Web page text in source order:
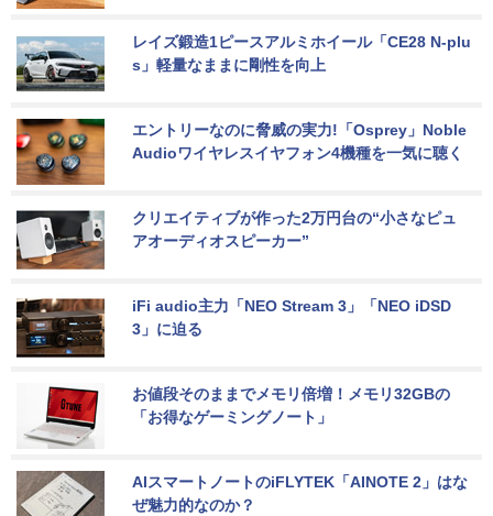
レイズ鍛造1ピースアルミホイール「CE28 N-plu
s」軽量なままに剛性を向上
エントリーなのに脅威の実力!「Osprey」Noble
Audioワイヤレスイヤフォン4機種を一気に聴く
クリエイティブが作った2万円台の“小さなピュ
アオーディオスピーカー”
iFi audio主力「NEO Stream 3」「NEO iDSD
3」に迫る
お値段そのままでメモリ倍増！メモリ32GBの
「お得なゲーミングノート」
AIスマートノートのiFLYTEK「AINOTE 2」はな
ぜ魅力的なのか？